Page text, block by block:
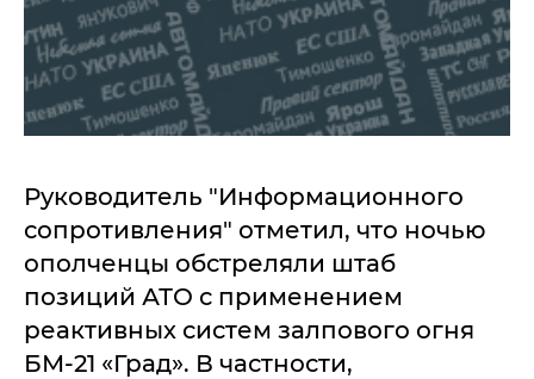
Руководитель "Информационного
сопротивления" отметил, что ночью
ополченцы обстреляли штаб
позиций АТО с применением
реактивных систем залпового огня
БМ-21 «Град». В частности,